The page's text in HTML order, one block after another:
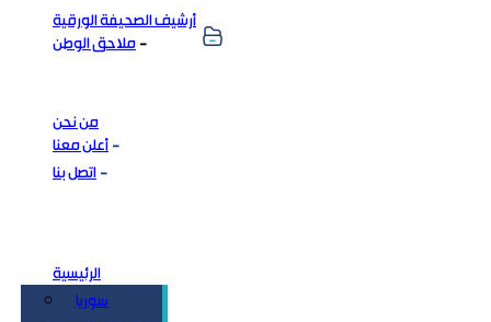
أرشيف الصحيفة الورقية
ملاحق الوطن
من نحن
أعلن معنا
اتصل بنا
الرئيسية
سوريا